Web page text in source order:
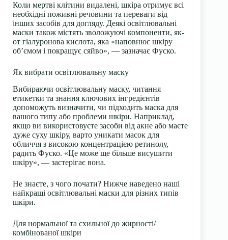
Коли мертві клітини видалені, шкіра отримує всі
необхідні поживні речовини та переваги від
інших засобів для догляду. Деякі освітлювальні
маски також містять зволожуючі компоненти, як-
от гіалуронова кислота, яка «наповнює шкіру
об’ємом і покращує сяйво», — зазначає Фуско.
Як вибрати освітлювальну маску
Вибираючи освітлювальну маску, читання
етикетки та знання ключових інгредієнтів
допоможуть визначити, чи підходить маска для
вашого типу або проблеми шкіри. Наприклад,
якщо ви використовуєте засоби від акне або маєте
дуже суху шкіру, варто уникати масок для
обличчя з високою концентрацією ретинолу,
радить Фуско. «Це може ще більше висушити
шкіру», — застерігає вона.
Не знаєте, з чого почати? Нижче наведено наші
найкращі освітлювальні маски для різних типів
шкіри.
Для нормальної та схильної до жирності/
комбінованої шкіри